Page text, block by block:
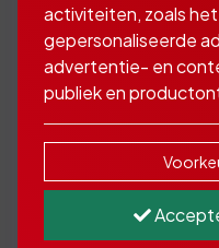
bent u
uw
activiteiten, zoals
gepersonaliseerde
advertentie- en
publiek en